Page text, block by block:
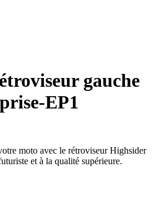
gauche
EP1
moto avec le rétroviseur Highsider
et à la qualité supérieure.